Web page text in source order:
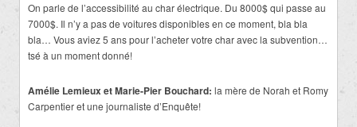
On parle de l’accessibilité au char électrique. Du 8000$ qui passe au
7000$. Il n’y a pas de voitures disponibles en ce moment, bla bla
bla… Vous aviez 5 ans pour l’acheter votre char avec la subvention…
tsé à un moment donné!
Amélie Lemieux etMarie-Pier Bouchard: la mère de Norah et Romy
Carpentier et une journaliste d’Enquête!